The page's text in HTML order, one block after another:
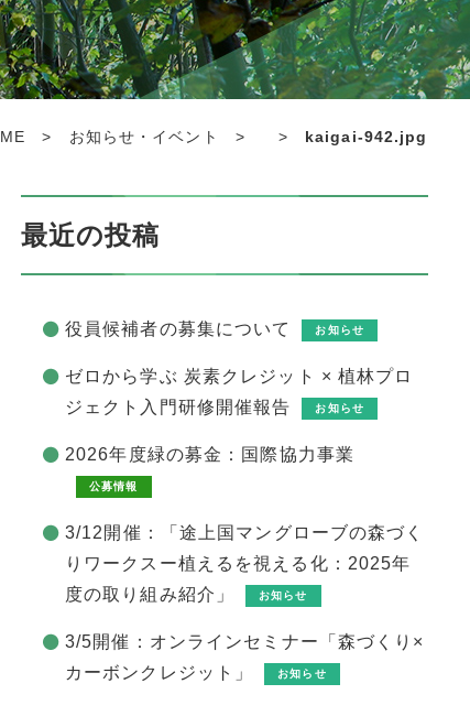
> お知らせ・イベント > > kaigai-942.jpg
最近の投稿
役員候補者の募集について お知らせ
ゼロから学ぶ 炭素クレジット × 植林プロ
ジェクト入門研修開催報告
お知らせ
2026年度緑の募金：国際協力事業
公募情報
3/12開催：「途上国マングローブの森づく
りワークスー植えるを視える化：2025年
度の取り組み紹介」
お知らせ
3/5開催：オンラインセミナー「森づくり×
カーボンクレジット」
お知らせ